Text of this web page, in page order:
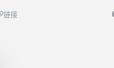
链接